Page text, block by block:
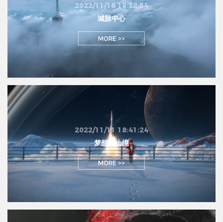
2022/11/16 18:28:54
城脉中心
MORE >>
2022/11/11 18:41:24
梦想无止境
MORE >>